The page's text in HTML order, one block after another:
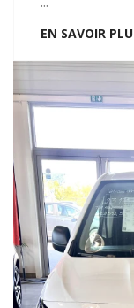
EN SAVOIR